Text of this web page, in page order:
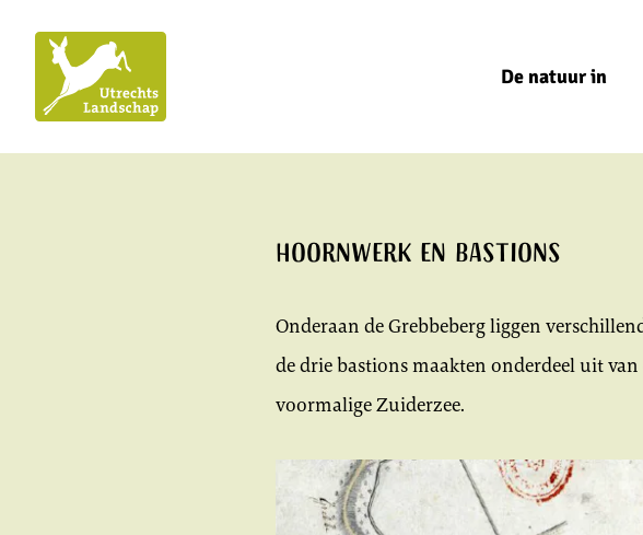
De natuur in
Hoornwerk en bastions
Onderaan de Grebbeberg liggen
de drie bastions maakten onderdeel uit
voormalige Zuiderzee.